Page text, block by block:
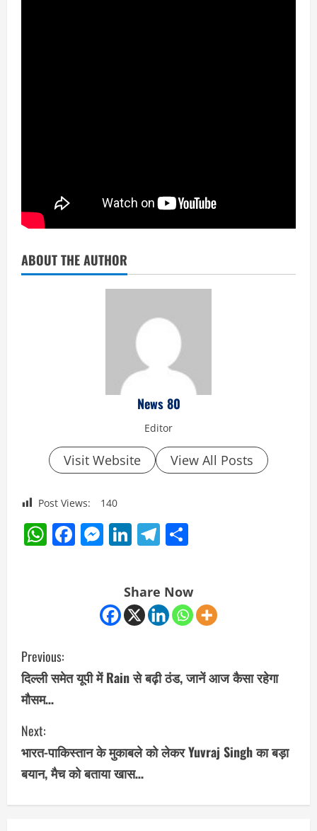
ABOUT THE AUTHOR
News 80
Editor
Visit Website View All Posts
Post Views: 140
WhatsApp
Facebook
Messenger
LinkedIn
Telegram
Share Now
C
o
n
t
i
n
Previous:
दिल्ली समेत यूपी में Rain से बढ़ी ठंड, जानें आज कैसा रहेगा
मौसम…
Next:
भारत-पाकिस्तान के मुकाबले को लेकर Yuvraj Singh का बड़ा
बयान, मैच को बताया खास…